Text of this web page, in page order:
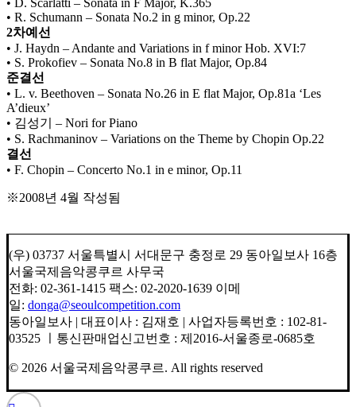
• D. Scarlatti – Sonata in F Major, K.365
• R. Schumann – Sonata No.2 in g minor, Op.22
2차예선
• J. Haydn – Andante and Variations in f minor Hob. XVI:7
• S. Prokofiev – Sonata No.8 in B flat Major, Op.84
준결선
• L. v. Beethoven – Sonata No.26 in E flat Major, Op.81a ‘Les
A’dieux’
• 김성기 – Nori for Piano
• S. Rachmaninov – Variations on the Theme by Chopin Op.22
결선
• F. Chopin – Concerto No.1 in e minor, Op.11
※2008년 4월 작성됨
(우) 03737 서울특별시 서대문구 충정로 29 동아일보사 16층
서울국제음악콩쿠르 사무국
전화: 02-361-1415 팩스: 02-2020-1639 이메
일: donga@seoulcompetition.com
동아일보사 | 대표이사 : 김재호 | 사업자등록번호 : 102-81-
03525 ㅣ통신판매업신고번호 : 제2016-서울종로-0685호
© 2026 서울국제음악콩쿠르. All rights reserved